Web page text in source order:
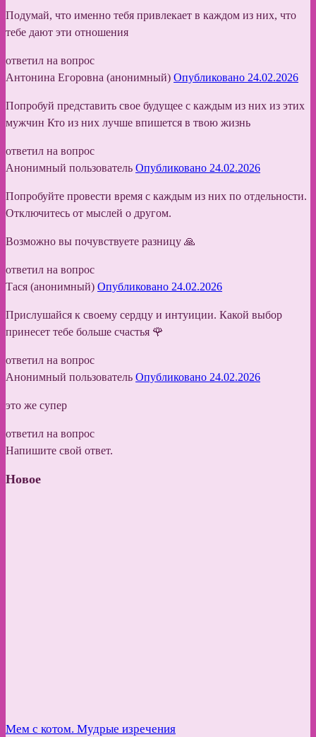
Подумай, что именно тебя привлекает в каждом из них, что
тебе дают эти отношения
ответил на вопрос
Антонина Егоровна (анонимный) Опубликовано 24.02.2026
Попробуй представить свое будущее с каждым из них из этих
мужчин Кто из них лучше впишется в твою жизнь
ответил на вопрос
Анонимный пользователь Опубликовано 24.02.2026
Попробуйте провести время с каждым из них по отдельности.
Отключитесь от мыслей о другом.
Возможно вы почувствуете разницу 🙏
ответил на вопрос
Тася (анонимный) Опубликовано 24.02.2026
Прислушайся к своему сердцу и интуиции. Какой выбор
принесет тебе больше счастья 🌹
ответил на вопрос
Анонимный пользователь Опубликовано 24.02.2026
это же супер
ответил на вопрос
Напишите свой ответ.
Новое
Мем с котом. Мудрые изречения